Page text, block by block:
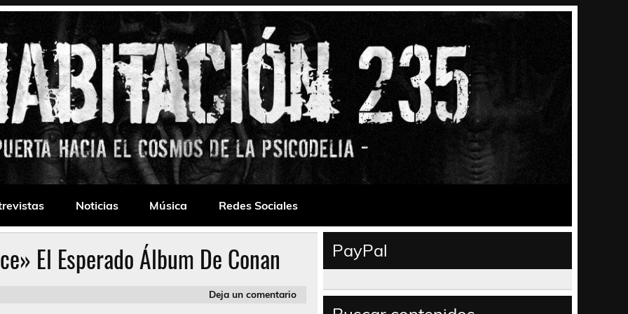
Noticias Música Redes Sociales
El Esperado Álbum De Conan
Deja un comentario
PayPal